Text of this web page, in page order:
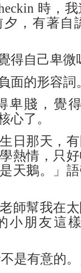
時，
，有著自
得自己卑微
面的形容詞
卑賤，覺
心了。
日那天，
熱情，只
天鵝。」
師幫我在
小朋友這
是有意的